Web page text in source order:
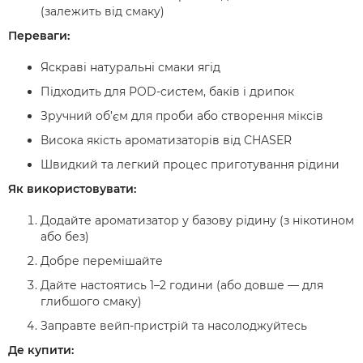
(залежить від смаку)
Переваги:
Яскраві натуральні смаки ягід
Підходить для POD-систем, баків і дрипок
Зручний об’єм для проби або створення міксів
Висока якість ароматизаторів від CHASER
Швидкий та легкий процес приготування рідини
Як використовувати:
Додайте ароматизатор у базову рідину (з нікотином
або без)
Добре перемішайте
Дайте настоятись 1–2 години (або довше — для
глибшого смаку)
Заправте вейп-пристрій та насолоджуйтесь
Де купити: